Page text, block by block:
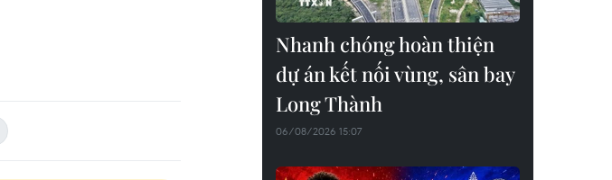
Nhanh chóng hoàn thiện
dự án kết nối vùng, sân bay
Long Thành
06/08/2026 15:07